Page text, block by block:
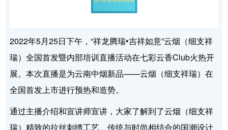
2022年5月25日下午，“祥龙腾瑞•吉祥如意”云烟（细支祥
瑞）全国首发暨内部培训直播活动在七彩云香Club火热开
展。本次直播是为云南中烟新品——云烟（细支祥瑞）在
全国首发上市进行预热和造势。
通过主播介绍和宣讲师宣讲，大家了解到了云烟（细支祥
瑞）精致的拉丝刺绣工艺、传统与时尚相结合的国潮设计